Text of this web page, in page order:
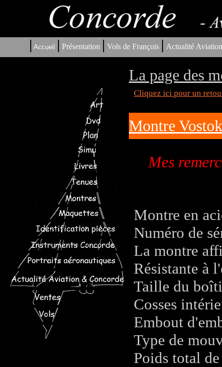
| Accueil | Présentation | Vols de François | Actualité
La page des
Cliquez ici pour un
Montre
Mes
Montre en
Numéro de
La montre
Résistante à
Taille du
Cosses
Embout
Type de
Poids total